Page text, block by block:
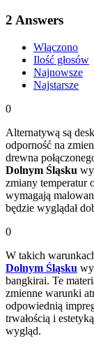
2 Answers
Włączono
Ilość głosów
Najnowsze
Najstarsze
0
Alternatywą są
odporność na
drewna
Dolnym Śląsku
zmiany temperatur
wymagają
będzie wyglądał
0
W takich
Dolnym Śląsku
bangkirai. Te
zmienne warunki
odpowiednią
trwałością i
wygląd.